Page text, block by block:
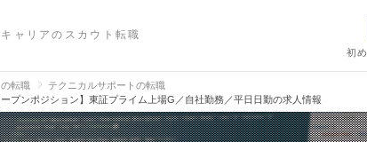
ャリアのスカウト転職
初
転職
テクニカルサポートの転職
プンポジション】東証プライム上場G／自社勤務／平日日勤の求人情報